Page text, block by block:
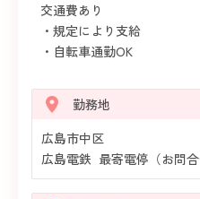
交通費あり
・規定により支給
・自転車通勤OK
勤務地
広島市中区
広島電鉄 最寄電停（お問